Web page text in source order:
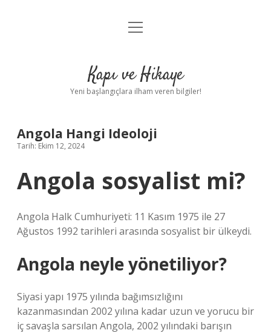
Anasayfa
Yasal Uyarı
menüyü
Kapı ve Hikaye
Yeni başlangıçlara ilham veren bilgiler!
Angola Hangi Ideoloji
Tarih: Ekim 12, 2024
Angola sosyalist mi?
Angola Halk Cumhuriyeti: 11 Kasım 1975 ile 27
Ağustos 1992 tarihleri ​​arasında sosyalist bir ülkeydi.
Angola neyle yönetiliyor?
Siyasi yapı 1975 yılında bağımsızlığını
kazanmasından 2002 yılına kadar uzun ve yorucu bir
iç savaşla sarsılan Angola, 2002 yılındaki barışın